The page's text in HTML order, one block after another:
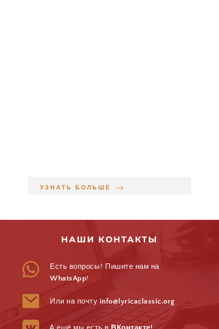
УЗНАТЬ БОЛЬШЕ
НАШИ КОНТАКТЫ
Есть вопросы? Пишите нам на
WhatsApp!
Или на почту info@lyricaclassic.org